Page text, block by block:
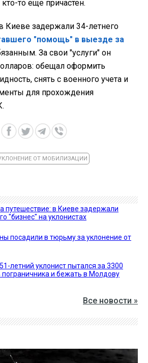
то еще причастен.
Киеве задержали 34-летнего
"помощь" в выезде за
За свои "услуги" он
обещал оформить
снять с военного учета и
для прохождения
ОТ МОБИЛИЗАЦИИ
путешествие: в Киеве задержали
"бизнес" на уклонистах
посадили в тюрьму за уклонение от
летний уклонист пытался за 3300
пограничника и бежать в Молдову
Все новости »